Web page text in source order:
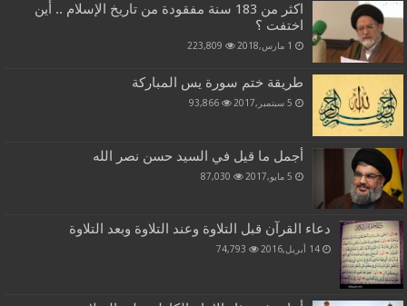
اكثر من 183 سنة مفقودة من تاريخ الإسلام .. أين
اختفت ؟
1 مارس,2018 223,809
طريقة ختم سورة يس المباركة
5 سبتمبر,2017 93,866
أجمل ما قيل في السيد حسن نصر الله
5 مايو,2017 87,030
دعاء القرآن قبل التلاوة وعند التلاوة وبعد التلاوة
14 أبريل,2016 74,793